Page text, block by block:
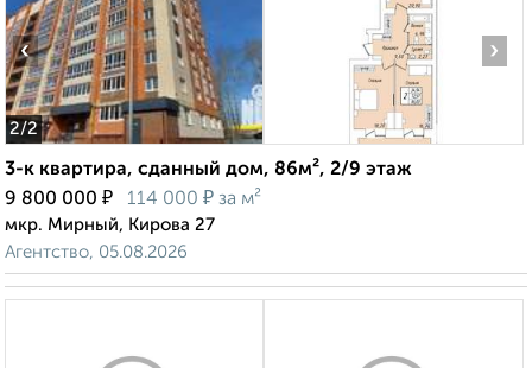
2/2
‹ ›
3-к квартира, сданный дом, 86м², 2/9 этаж
9 800 000 ₽ 114 000 ₽ за м²
мкр. Мирный, Кирова 27
Агентство, 05.08.2026